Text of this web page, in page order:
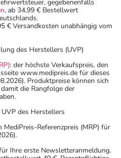
gegebenenfalls
, ab 34,99 € Bestellwert
€ Versandkosten unabhängig vom
des Herstellers (UVP)
: der höchste Verkaufspreis, den
www.medipreis.de für dieses
Produktpreise können sich
die Rangfolge der
des Herstellers
Referenzpreis (MRP) für
Ihre erste Newsletteranmeldung.